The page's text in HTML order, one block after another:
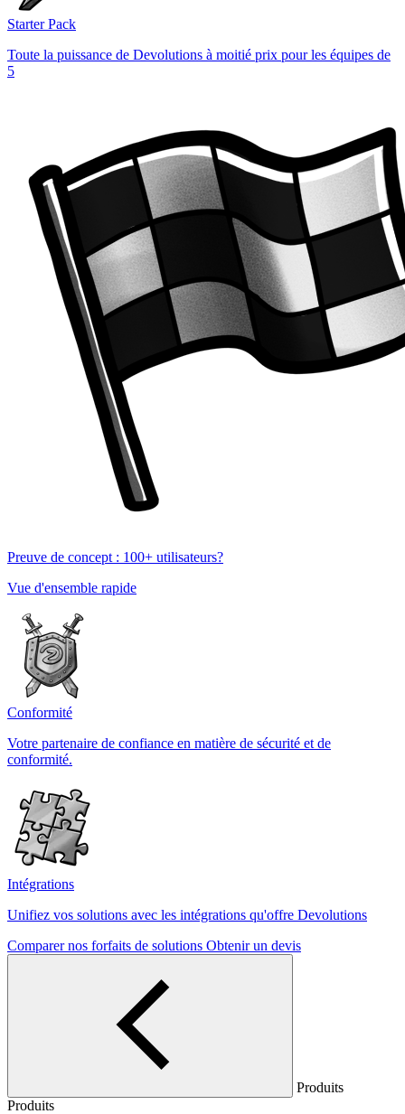
Starter Pack
Toute la puissance de Devolutions à moitié prix pour les équipes de
5
Preuve de concept : 100+ utilisateurs?
Vue d'ensemble rapide
Conformité
Votre partenaire de confiance en matière de sécurité et de
conformité.
Intégrations
Unifiez vos solutions avec les intégrations qu'offre Devolutions
Comparer nos forfaits de solutions Obtenir un devis
Produits
Produits